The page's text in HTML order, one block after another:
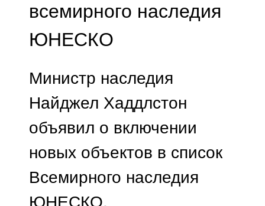
всемирного наследия
ЮНЕСКО
Министр наследия
Найджел Хаддлстон
объявил о включении
новых объектов в список
Всемирного наследия
ЮНЕСКО.